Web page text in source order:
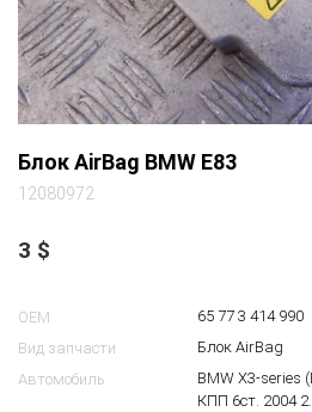
Блок AirBag BMW E83
12080972
3 $
OEM
65 77 3 414 990
Вид запчасти
Блок AirBag
Автомобиль
BMW X3-series
КПП 6ст. 2004